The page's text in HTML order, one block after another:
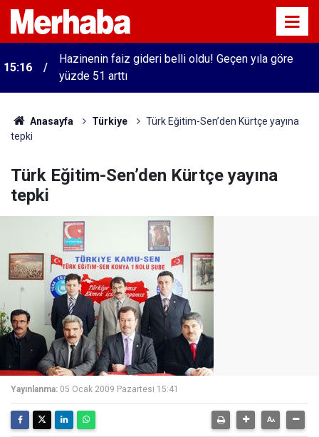
15:16
Hazinenin faiz gideri belli oldu! Geçen yıla göre
yüzde 51 arttı
Anasayfa Türkiye
Türk Eğitim-Sen’den Kürtçe yayına
tepki
Türk Eğitim-Sen’den Kürtçe yayına
tepki
Yayınlanma: 05 Ocak 2009 Pazartesi 15:41